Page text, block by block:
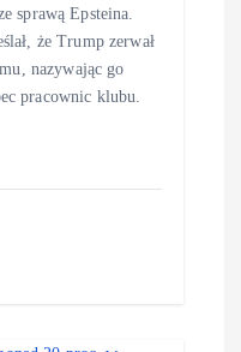
sprawą Epsteina.
że Trump zerwał
nazywając go
pracownic klubu.